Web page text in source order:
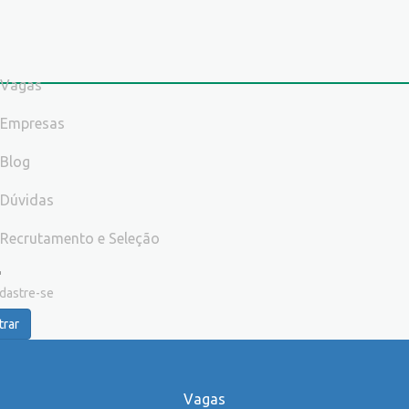
Vagas
Empresas
Blog
Dúvidas
Recrutamento e Seleção
se
Vagas